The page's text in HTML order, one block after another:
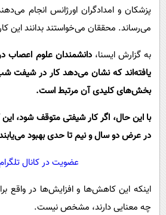
سفر و تفریح
علمی
اخبار کریپتو
گوناگون
سرگرمی
باشگاه مغز
مجله تصویری سلاح
فیلم
اقتصاد
ورزش
سیاست
سرگرمی
فناوری
گوناگون
محیط زیست
عصر ایران 2
خواندنی ها و دیدنی ها
داستان کوتاه
پیامک
روانشناسی
آشپزی
آموزش زبان
پزشکان و امدادگران اورژانس انجام
می‌رساند. محققان می‌خواستند بدانند این
به گزارش ایسنا، دانشمندان علوم اعصاب
یافته‌اند که نشان می‌دهد کار در شیفت
بخش‌های کلیدی آنمرتبط است.
با این حال، اگر کار شیفتی متوقف شود،
در عرض دو سال و نیم تا حدی بهبود
عضویت در کانال
اینکه این کاهش‌ها و افزایش‌ها در واقع
چه معنایی دارند، مشخص نیست.